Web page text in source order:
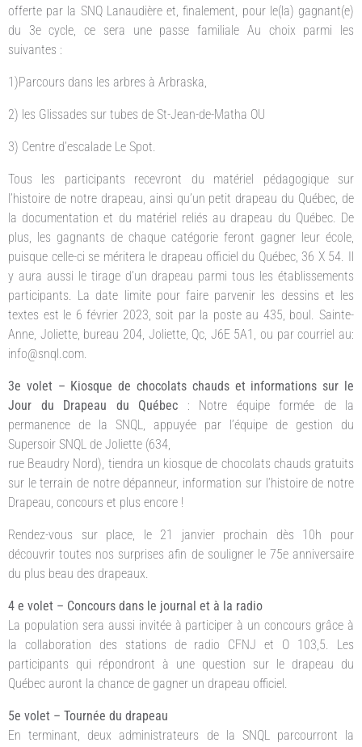
offerte par la SNQ Lanaudière et, finalement, pour le(la) gagnant(e)
du 3e cycle, ce sera une passe familiale Au choix parmi les
suivantes :
1)Parcours dans les arbres à Arbraska,
2) les Glissades sur tubes de St-Jean-de-Matha OU
3) Centre d’escalade Le Spot.
Tous les participants recevront du matériel pédagogique sur
l’histoire de notre drapeau, ainsi qu’un petit drapeau du Québec, de
la documentation et du matériel reliés au drapeau du Québec. De
plus, les gagnants de chaque catégorie feront gagner leur école,
puisque celle-ci se méritera le drapeau officiel du Québec, 36 X 54. Il
y aura aussi le tirage d’un drapeau parmi tous les établissements
participants. La date limite pour faire parvenir les dessins et les
textes est le 6 février 2023, soit par la poste au 435, boul. Sainte-
Anne, Joliette, bureau 204, Joliette, Qc, J6E 5A1, ou par courriel au:
info@snql.com.
3e volet – Kiosque de chocolats chauds et informations sur le
Jour du Drapeau du Québec : Notre équipe formée de la
permanence de la SNQL, appuyée par l’équipe de gestion du
Supersoir SNQL de Joliette (634,
rue Beaudry Nord), tiendra un kiosque de chocolats chauds gratuits
sur le terrain de notre dépanneur, information sur l’histoire de notre
Drapeau, concours et plus encore !
Rendez-vous sur place, le 21 janvier prochain dès 10h pour
découvrir toutes nos surprises afin de souligner le 75e anniversaire
du plus beau des drapeaux.
4 e volet – Concours dans le journal et à la radio
La population sera aussi invitée à participer à un concours grâce à
la collaboration des stations de radio CFNJ et O 103,5. Les
participants qui répondront à une question sur le drapeau du
Québec auront la chance de gagner un drapeau officiel.
5e volet – Tournée du drapeau
En terminant, deux administrateurs de la SNQL parcourront la